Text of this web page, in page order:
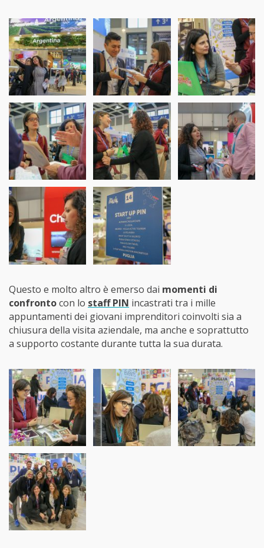
Questo e molto altro è emerso dai momenti di
confrontocon lo staff PIN incastrati tra i mille
appuntamenti dei giovani imprenditori coinvolti sia a
chiusura della visita aziendale, ma anche e soprattutto
a supporto costante durante tutta la sua durata.